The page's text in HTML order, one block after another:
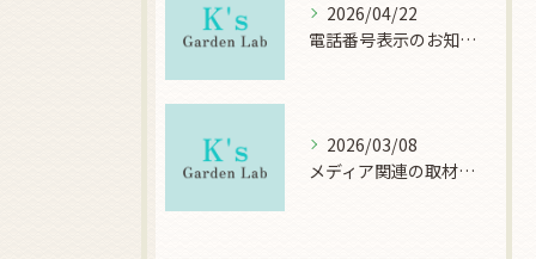
2026/04/22
電話番号表示のお知らせ
2026/03/08
メディア関連の取材について